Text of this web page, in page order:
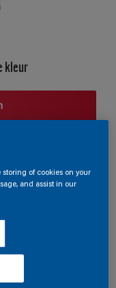
kleur
storing of cookies on your
and assist in our